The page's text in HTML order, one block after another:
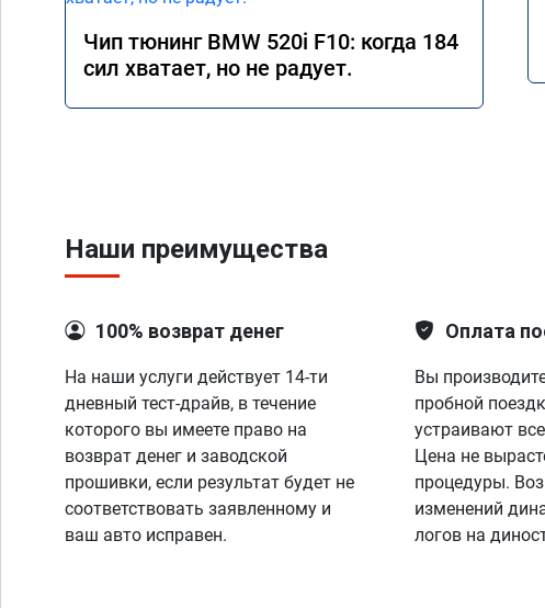
Чип тюнинг BMW 520i F10: когда 184
сил хватает, но не радует.
Наши преимущества
100% возврат денег
На наши услуги действует 14-ти
дневный тест-драйв, в течение
которого вы имеете право на
возврат денег и заводской
прошивки, если результат будет не
соответствовать заявленному и
ваш авто исправен.
Оплата
Вы
пробной
устраивают
Цена не
процедуры.
изменений
логов на